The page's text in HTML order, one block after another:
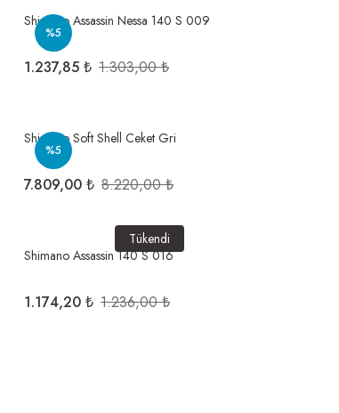
%5
Shimano Assassin Nessa 140 S 009
1.237,85 ₺ 1.303,00 ₺
%5
Shimano Soft Shell Ceket Gri
7.809,00 ₺ 8.220,00 ₺
Tükendi
Shimano Assassin 140 S 016
1.174,20 ₺ 1.236,00 ₺